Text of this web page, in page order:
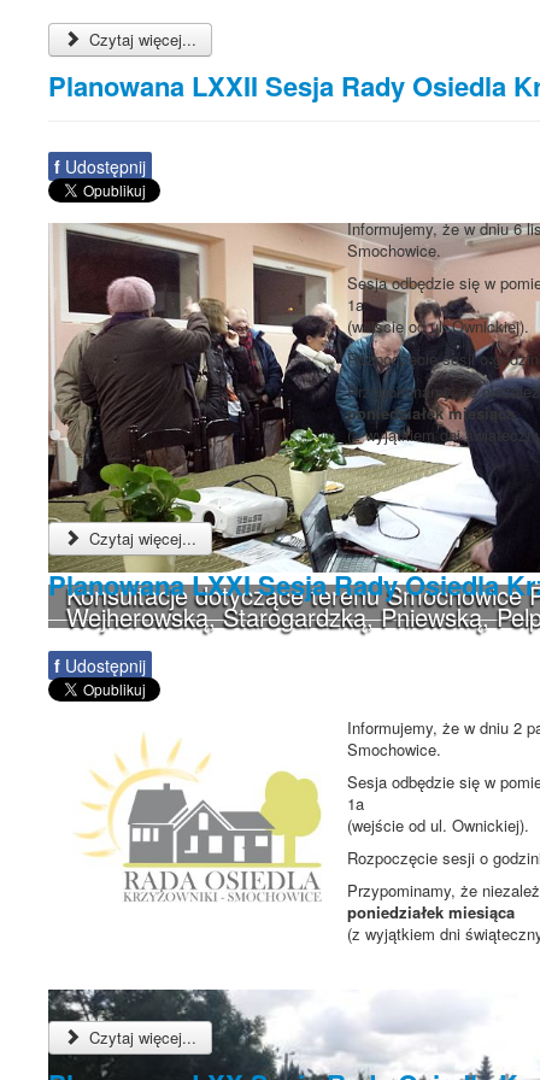
Konsultacje dotyczące terenu Smochowice
Wejherowską, Starogardzką, Pniewską,
Czytaj więcej...
Planowana LXXII Sesja Rady Osiedla
f Udostępnij
Informujemy, że w dniu 6
Smochowice.
Sesja odbędzie się w
1a
(wejście od ul. Ownickiej).
Rozpoczęcie sesji o
Przypominamy, że
poniedziałek miesiąca
(z wyjątkiem dni
Czytaj więcej...
Planowana LXXI Sesja Rady Osiedla
f Udostępnij
Informujemy, że w dniu 2
Smochowice.
Sesja odbędzie się w
1a
(wejście od ul. Ownickiej).
Rozpoczęcie sesji o
Przypominamy, że
poniedziałek miesiąca
(z wyjątkiem dni
Czytaj więcej...